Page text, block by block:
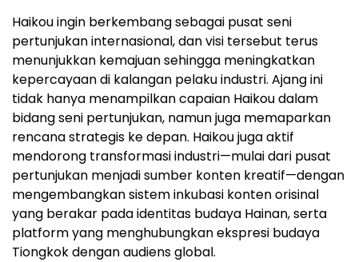
Haikou ingin berkembang sebagai pusat seni
pertunjukan internasional, dan visi tersebut terus
menunjukkan kemajuan sehingga meningkatkan
kepercayaan di kalangan pelaku industri. Ajang ini
tidak hanya menampilkan capaian Haikou dalam
bidang seni pertunjukan, namun juga memaparkan
rencana strategis ke depan. Haikou juga aktif
mendorong transformasi industri—mulai dari pusat
pertunjukan menjadi sumber konten kreatif—dengan
mengembangkan sistem inkubasi konten orisinal
yang berakar pada identitas budaya Hainan, serta
platform yang menghubungkan ekspresi budaya
Tiongkok dengan audiens global.